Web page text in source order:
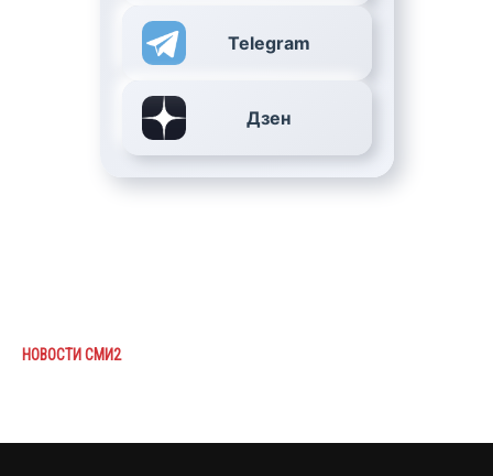
Telegram
Дзен
НОВОСТИ СМИ2